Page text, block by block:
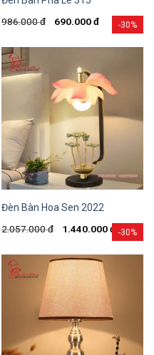
-30%
986.000đ 690.000đ
-30%
Đèn Bàn Hoa Sen 2022
2.057.000đ 1.440.000đ